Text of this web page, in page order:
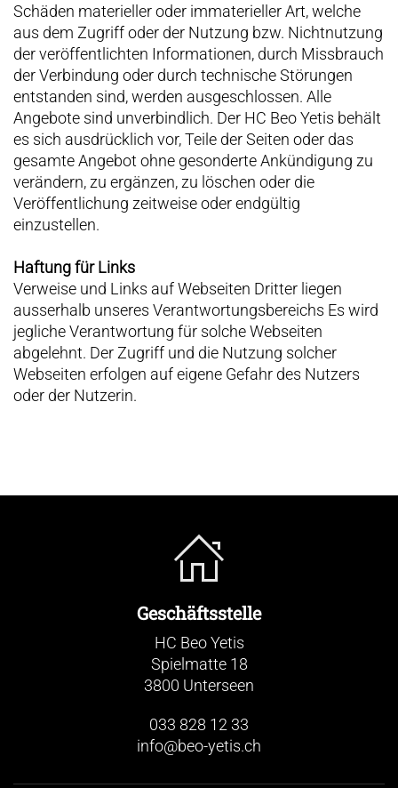
Schäden materieller oder immaterieller Art, welche
aus dem Zugriff oder der Nutzung bzw. Nichtnutzung
der veröffentlichten Informationen, durch Missbrauch
der Verbindung oder durch technische Störungen
entstanden sind, werden ausgeschlossen. Alle
Angebote sind unverbindlich. Der HC Beo Yetis behält
es sich ausdrücklich vor, Teile der Seiten oder das
gesamte Angebot ohne gesonderte Ankündigung zu
verändern, zu ergänzen, zu löschen oder die
Veröffentlichung zeitweise oder endgültig
einzustellen.
Haftung für Links
Verweise und Links auf Webseiten Dritter liegen
ausserhalb unseres Verantwortungsbereichs Es wird
jegliche Verantwortung für solche Webseiten
abgelehnt. Der Zugriff und die Nutzung solcher
Webseiten erfolgen auf eigene Gefahr des Nutzers
oder der Nutzerin.
Geschäftsstelle
HC Beo Yetis
Spielmatte 18
3800 Unterseen
033 828 12 33
info@beo-yetis.ch